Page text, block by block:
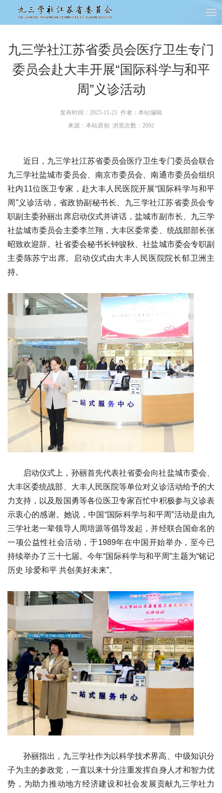
九三学社江苏省委员会医疗卫生专门
委员会赴大丰开展“国际科学与和平
周”义诊活动
发布时间：2025-11-21 作者：本站编辑
来源：本站原创 浏览次数： 2692
近日，九三学社江苏省委员会医疗卫生专门委员会联合
九三学社盐城市委员会、南京市委员会、南通市委员会组织
社内11位医卫专家，赴大丰人民医院开展“国际科学与和平
周”义诊活动，省政协副秘书长、九三学社江苏省委员会专
职副主委孙丽出席启动仪式并讲话，盐城市副市长、九三学
社盐城市委员会主委李兰翔，大丰区委常委、统战部部长张
昭致欢迎辞。社省委会秘书长钟骏秋、社盐城市委会专职副
主委陈苏宁出席。启动仪式由大丰人民医院院长郁卫洲主
持。
启动仪式上，孙丽首先代表社省委会向社盐城市委会、
大丰区委统战部、大丰人民医院等单位对义诊活动给予的大
力支持，以及殷国勇等各位医卫专家百忙中积极参与义诊表
示衷心的感谢。她说，中国 “国际科学与和平周”活动是由九
三学社老一辈领导人周培源等倡导发起，并经联合国命名的
一项公益性社会活动，于1989年在中国开始举办，至今已
持续举办了三十七届。今年“国际科学与和平周”主题为“铭记
历史 珍爱和平 共创美好未来”。
孙丽指出，九三学社作为以科学技术界高、中级知识分
子为主的参政党，一直以来十分注重发挥自身人才和智力优
势，为助力推动地方经济建设和社会发展贡献九三学社力